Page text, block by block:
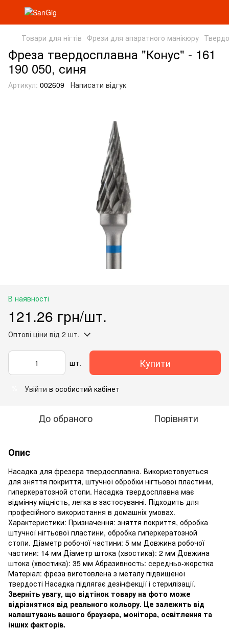
Товари для нігтів Фрези для апаратного манікюру
Фреза твердосплавна "Конус" - 161
190 050, синя
Артикул: 002609 Написати відгук
В наявності
121.26 грн/шт.
Оптові ціни від 2 шт.
шт. Купити
Увійти в особистий кабінет
До обраного Порівняти
Опис
Насадка для фрезера твердосплавна. Використовується
для зняття покриття, штучної обробки нігтьової пластини,
гиперкератозной стопи. Насадка твердосплавна має
відмінну міцність, легка в застосуванні. Підходить для
професійного використання в домашніх умовах.
Характеристики: Призначення: зняття покриття, обробка
штучної нігтьової пластини, обробка гиперкератозной
стопи. Діаметр робочої частини: 5 мм Довжина робочої
частини: 14 мм Діаметр штока (хвостика): 2 мм Довжина
штока (хвостика): 35 мм Абразивность: середньо-жорстка
Матеріал: фреза виготовлена з металу підвищеної
твердості Насадка підлягає дезінфекції і стерилізації.
Зверніть увагу, що відтінок товару на фото може
відрізнятися від реального кольору. Це залежить від
налаштувань вашого браузера, монітора, освітлення та
інших факторів.